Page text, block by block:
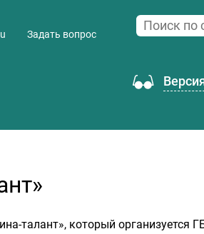
Задать вопрос
талант», который организуется